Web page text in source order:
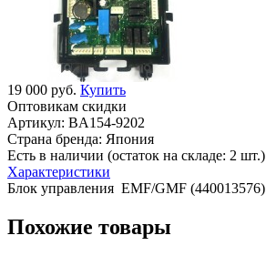
19 000 руб. Купить
Оптовикам скидки
Артикул: BA154-9202
Страна бренда: Япония
Есть в наличии (остаток на складе: 2 шт.)
Характеристики
Блок управления EMF/GMF (440013576)
Похожие товары